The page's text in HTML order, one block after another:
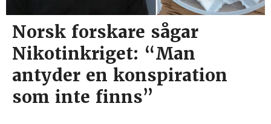
Norsk forskare sågar
Nikotinkriget: “Man
antyder en konspiration
som inte finns”